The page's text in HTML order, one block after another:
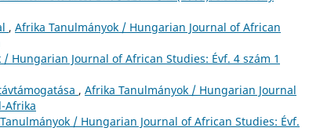
, Afrika Tanulmányok / Hungarian Journal of African
Hungarian Journal of African Studies: Évf. 4 szám 1
, Afrika Tanulmányok / Hungarian Journal
Afrika
/ Hungarian Journal of African Studies: Évf.